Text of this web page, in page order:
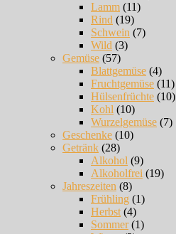
Lamm (11)
Rind (19)
Schwein (7)
Wild (3)
Gemüse (57)
Blattgemüse (4)
Fruchtgemüse (11)
Hülsenfrüchte (10)
Kohl (10)
Wurzelgemüse (7)
Geschenke (10)
Getränk (28)
Alkohol (9)
Alkoholfrei (19)
Jahreszeiten (8)
Frühling (1)
Herbst (4)
Sommer(1)